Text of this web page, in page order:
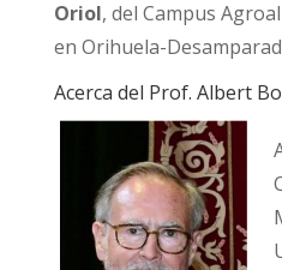
Oriol, del Campus
en Orihuela-
Acerca del Prof. Albert